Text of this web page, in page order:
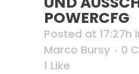
POWERCFG
Posted at 17:27h
Marco Bursy
0
1 Like